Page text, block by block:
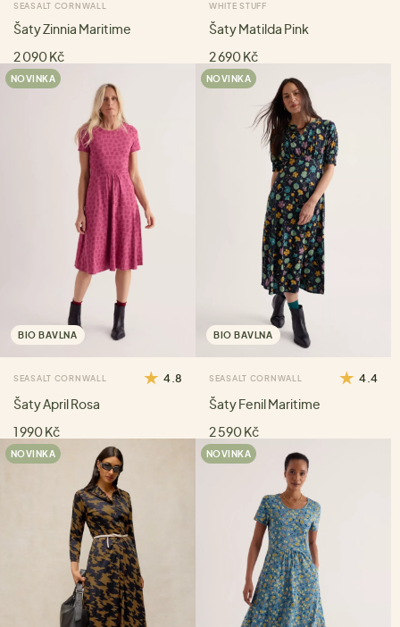
SEASALT CORNWALL
Šaty Zinnia Maritime
2 090 Kč
WHITE STUFF
Šaty Matilda Pink
2 690 Kč
NOVINKA
BIO BAVLNA
SEASALT CORNWALL 4.8
Šaty April Rosa
1 990 Kč
NOVINKA
BIO BAVLNA
SEASALT CORNWALL 4.4
Šaty Fenil Maritime
2 590 Kč
NOVINKA NOVINKA